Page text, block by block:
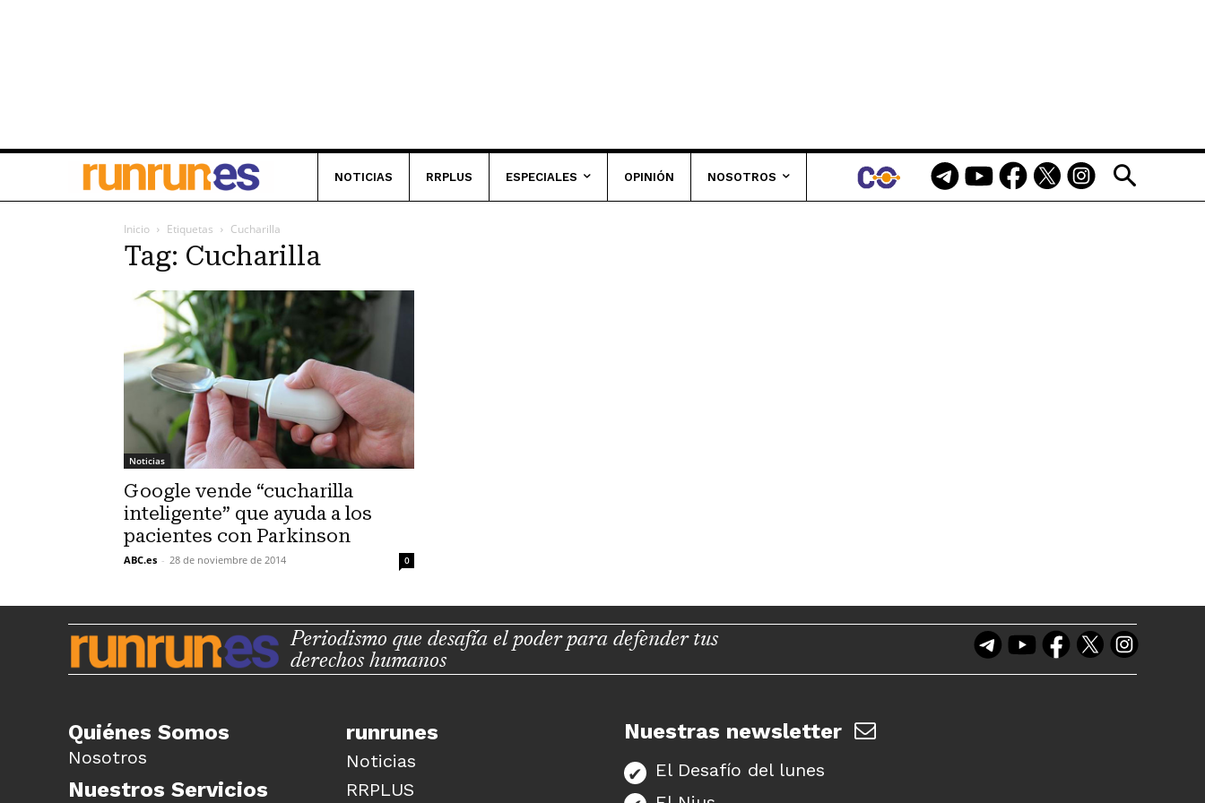
NOTICIAS RRPLUS ESPECIALES OPINIÓN NOSOTROS
Inicio Etiquetas Cucharilla
Tag: Cucharilla
Noticias
Google vende “cucharilla
inteligente” que ayuda a los
pacientes con Parkinson
ABC.es - 28 de noviembre de 2014 0
Periodismo que desafía el poder para defender tus
derechos humanos
Quiénes Somos
Nosotros
Nuestros Servicios
runrunes
Noticias
RRPLUS
Nuestras newsletter
El Desafío del lunes